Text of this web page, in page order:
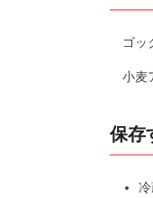
ゴッ
小麦
保存